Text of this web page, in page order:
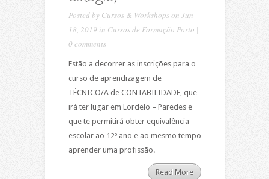
Posted by Cursos & Workshopson Jun
18, 2019 in Cursos de Formação Porto |
0 comments
Estão a decorrer as inscrições para o
curso de aprendizagem de
TÉCNICO/A de CONTABILIDADE, que
irá ter lugar em Lordelo – Paredes e
que te permitirá obter equivalência
escolar ao 12º ano e ao mesmo tempo
aprender uma profissão.
Read More